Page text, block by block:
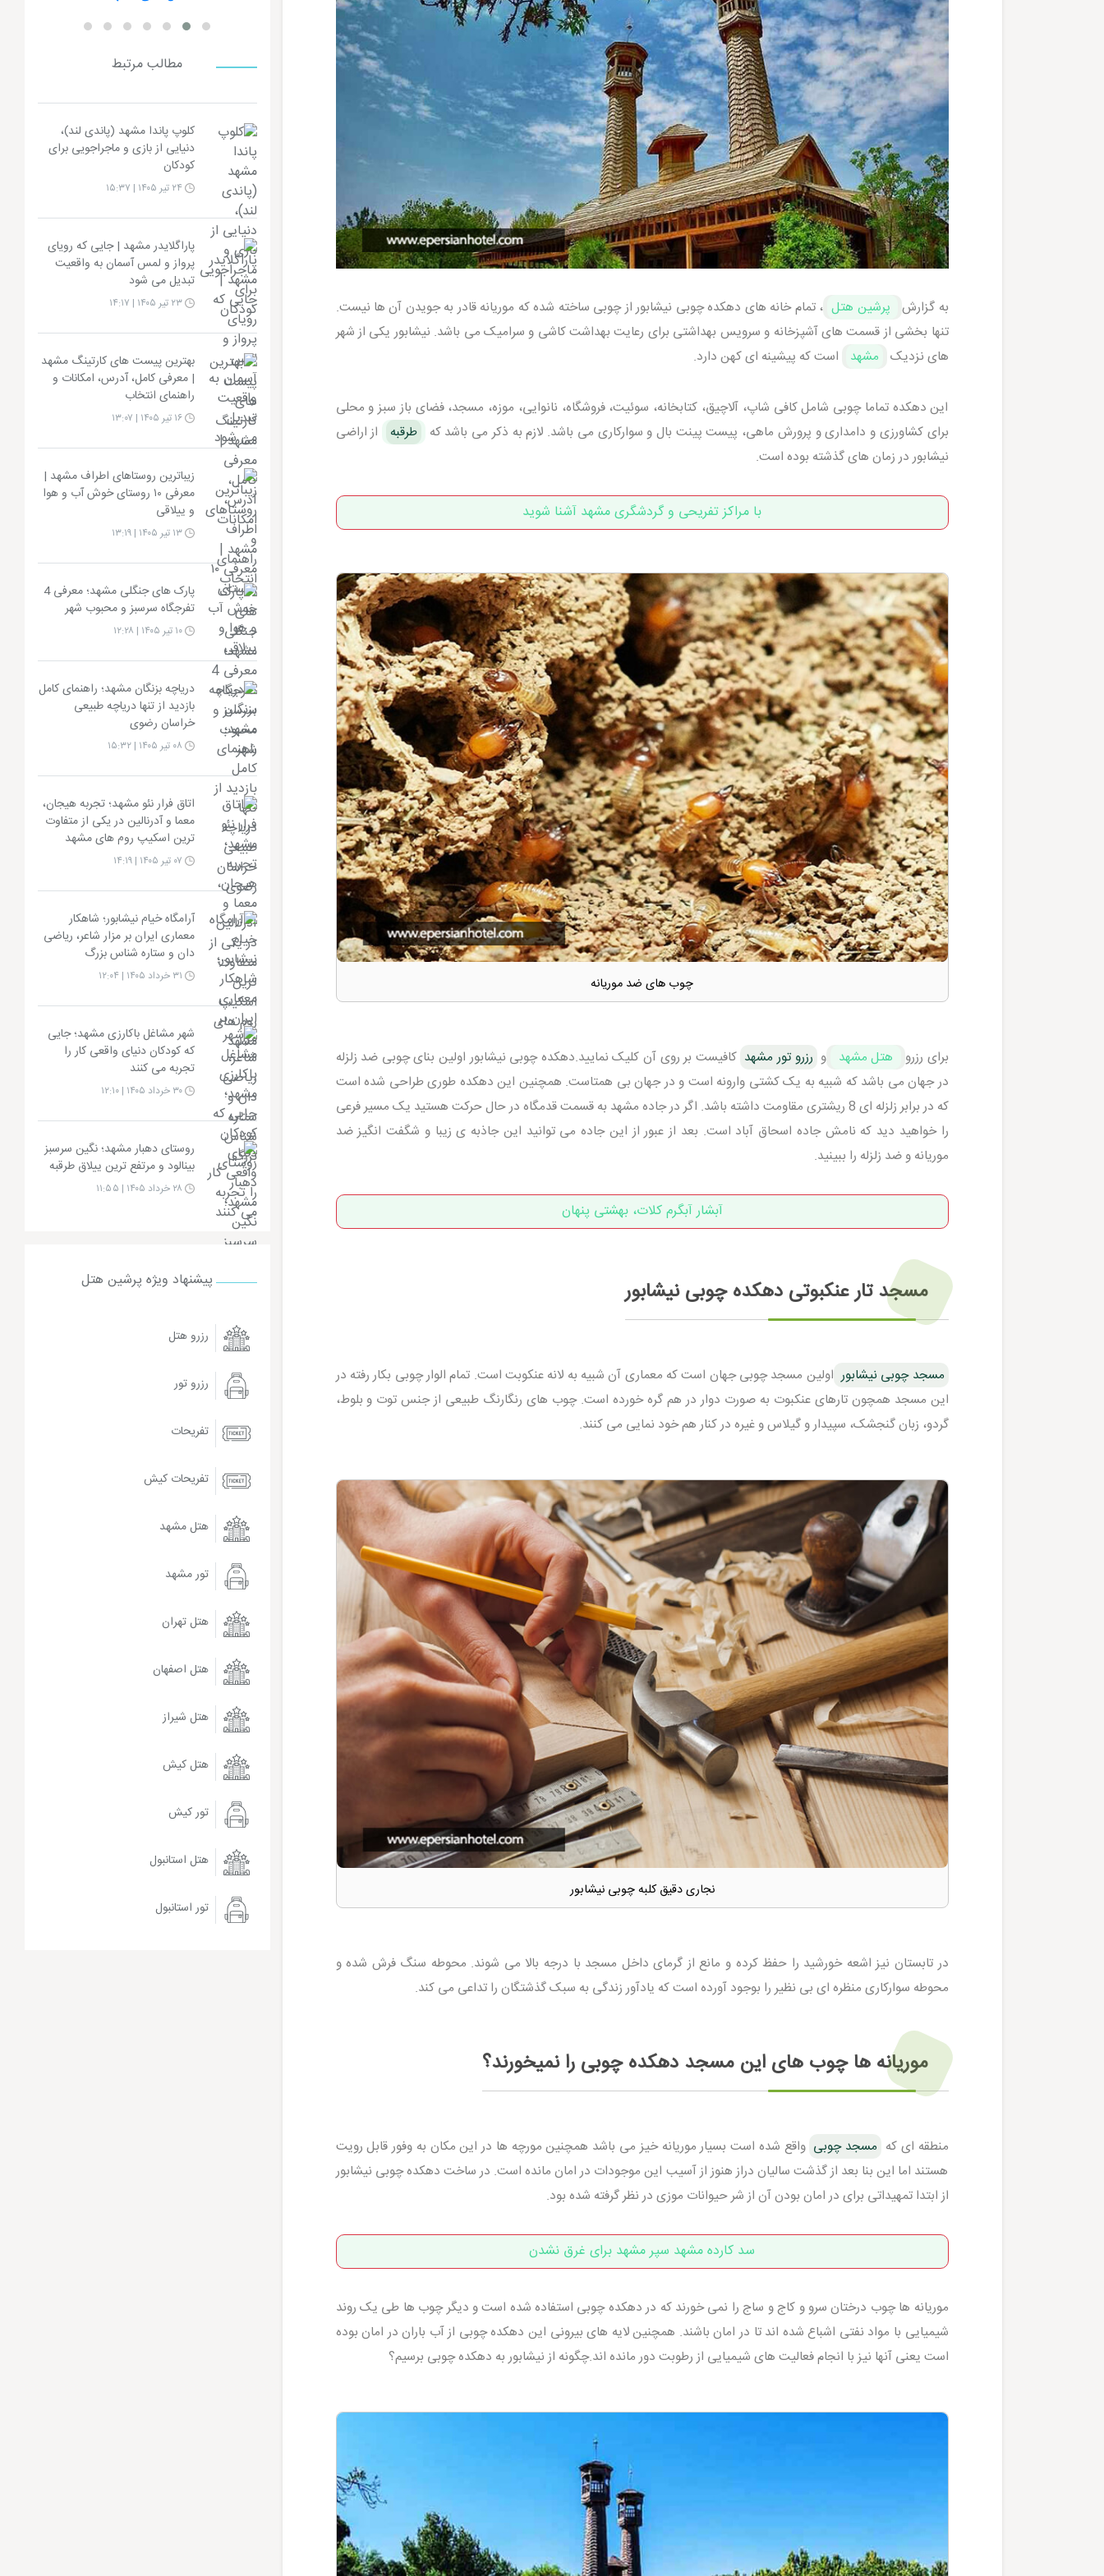
به گزارش پرشین هتل ، تمام خانه های دهکده چوبی نیشابور از چوبی ساخته شده که موریانه قادر به جویدن آن ها نیست.
تنها بخشی از قسمت های آشپزخانه و سرویس بهداشتی برای رعایت بهداشت کاشی و سرامیک می باشد. نیشابور یکی از شهر
های نزدیک مشهد است که پیشینه ای کهن دارد.
این دهکده تماما چوبی شامل کافی شاپ، آلاچیق، کتابخانه، سوئیت، فروشگاه، نانوایی، موزه، مسجد، فضای باز سبز و محلی
برای کشاورزی و دامداری و پرورش ماهی، پیست پینت بال و سوارکاری می باشد. لازم به ذکر می باشد که
طرقبه
از اراضی
نیشابور در زمان های گذشته بوده است.
با مراکز تفریحی و گردشگری مشهد آشنا شوید
چوب های ضد موریانه
برای رزرو هتل مشهد و رزرو تور مشهد کافیست بر روی آن کلیک نمایید.دهکده چوبی نیشابور اولین بنای چوبی ضد زلزله
در جهان می باشد که شبیه به یک کشتی وارونه است و در جهان بی همتاست. همچنین این دهکده طوری طراحی شده است
که در برابر زلزله ای 8 ریشتری مقاومت داشته باشد. اگر در جاده مشهد به قسمت قدمگاه در حال حرکت هستید یک مسیر فرعی
را خواهید دید که نامش جاده اسحاق آباد است. بعد از عبور از این جاده می توانید این جاذبه ی زیبا و شگفت انگیز ضد
موریانه و ضد زلزله را ببینید.
آبشار آبگرم کلات، بهشتی پنهان
مسجد تار عنکبوتی دهکده چوبی نیشابور
مسجد چوبی نیشابور اولین مسجد چوبی جهان است که معماری آن شبیه به لانه عنکوبت است. تمام الوار چوبی بکار رفته در
این مسجد همچون تارهای عنکبوت به صورت دوار در هم گره خورده است. چوب های رنگارنگ طبیعی از جنس توت و بلوط،
گردو، زبان گنجشک، سپیدار و گیلاس و غیره در کنار هم خود نمایی می کنند.
نجاری دقیق کلبه چوبی نیشابور
در تابستان نیز اشعه خورشید را حفظ کرده و مانع از گرمای داخل مسجد با درجه بالا می شوند. محوطه سنگ فرش شده و
محوطه سوارکاری منظره ای بی نظیر را بوجود آورده است که یادآور زندگی به سبک گذشتگان را تداعی می کند.
موریانه ها چوب های این مسجد دهکده چوبی را نمیخورند؟
منطقه ای که مسجد چوبی واقع شده است بسیار موریانه خیز می باشد همچنین مورچه ها در این مکان به وفور قابل رویت
هستند اما این بنا بعد از گذشت سالیان دراز هنوز از آسیب این موجودات در امان مانده است. در ساخت دهکده چوبی نیشابور
از ابتدا تمهیداتی برای در امان بودن آن از شر حیوانات موزی در نظر گرفته شده بود.
سد کارده مشهد سپر مشهد برای غرق نشدن
موریانه ها چوب درختان سرو و کاج و ساج را نمی خورند که در دهکده چوبی استفاده شده است و دیگر چوب ها طی یک روند
شیمیایی با مواد نفتی اشباع شده اند تا در امان باشند. همچنین لایه های بیرونی این دهکده چوبی از آب باران در امان بوده
است یعنی آنها نیز با انجام فعالیت های شیمیایی از رطوبت دور مانده اند.چگونه از نیشابور به دهکده چوبی برسیم؟
مطالب مرتبط
کلوپ پاندا مشهد (پاندی لند)،
دنیایی از بازی و ماجراجویی برای
کودکان
پاراگلایدر مشهد | جایی که رویای
پرواز و لمس آسمان به واقعیت
تبدیل می شود
۲۳ تیر ۱۴۰۵ | ۱۴:۱۷
بهترین پیست های کارتینگ مشهد
| معرفی کامل، آدرس، امکانات و
راهنمای انتخاب
۱۶ تیر ۱۴۰۵ | ۱۳:۰۷
زیباترین روستاهای اطراف مشهد |
معرفی ۱۰ روستای خوش آب و هوا
و ییلاقی
۱۳ تیر ۱۴۰۵ | ۱۳:۱۹
پارک های جنگلی مشهد؛ معرفی 4
تفرجگاه سرسبز و محبوب شهر
۱۰ تیر ۱۴۰۵ | ۱۲:۲۸
دریاچه بزنگان مشهد؛ راهنمای کامل
بازدید از تنها دریاچه طبیعی
خراسان رضوی
اتاق فرار نئو مشهد؛ تجربه هیجان،
معما و آدرنالین در یکی از متفاوت
ترین اسکیپ روم های مشهد
آرامگاه خیام نیشابور؛ شاهکار
معماری ایران بر مزار شاعر، ریاضی
دان و ستاره شناس بزرگ
شهر مشاغل باکارزی مشهد؛ جایی
که کودکان دنیای واقعی کار را
تجربه می کنند
۳۰ خرداد ۱۴۰۵ | ۱۲:۱۰
روستای دهبار مشهد؛ نگین سرسبز
بینالود و مرتفع ترین ییلاق طرقبه
پیشنهاد ویژه پرشین هتل
رزرو هتل
رزرو تور
تفریحات
تفریحات کیش
هتل مشهد
تور مشهد
هتل تهران
هتل اصفهان
هتل شیراز
هتل کیش
تور کیش
هتل استانبول
تور استانبول